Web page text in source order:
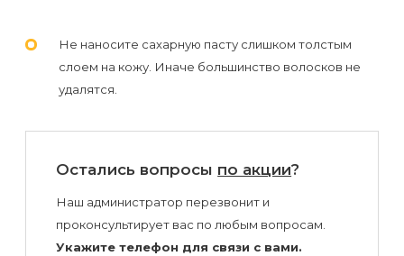
Не наносите сахарную пасту слишком толстым
слоем на кожу. Иначе большинство волосков не
удалятся.
Остались вопросы по акции?
Наш администратор перезвонит и
проконсультирует вас по любым вопросам.
Укажите телефон для связи с вами.